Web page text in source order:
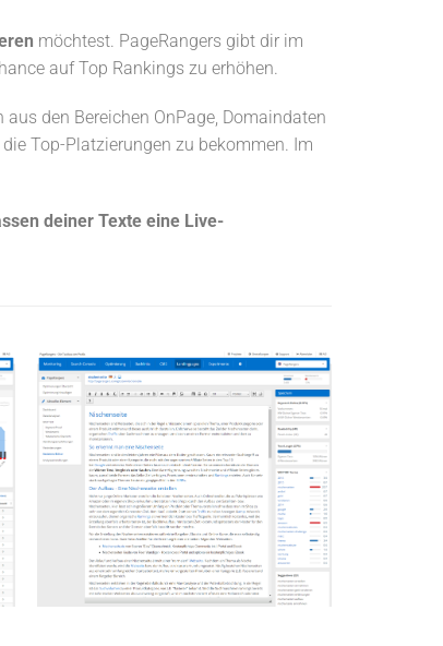
möchtest. PageRangers gibt dir im
auf Top Rankings zu erhöhen.
den Bereichen OnPage, Domaindaten
Top-Platzierungen zu bekommen. Im
deiner Texte eine Live-
Proffessioneller
Assistenz-Editor
Der Editor leitet dich an Texte zu
verfassen, die Suchmaschinen
als relevant einstufen. So
schaffst du die Basis für Top
Rankings.
Anzeigen